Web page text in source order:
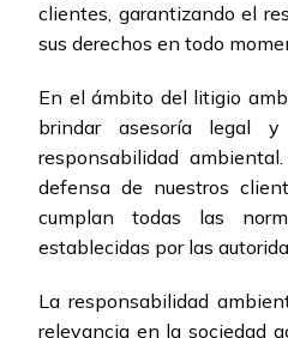
clientes, garantizando el
sus derechos en todo
En el ámbito del litigio
brindar asesoría legal
responsabilidad
defensa de nuestros
cumplan todas las
establecidas por las
La responsabilidad
relevancia en la sociedad